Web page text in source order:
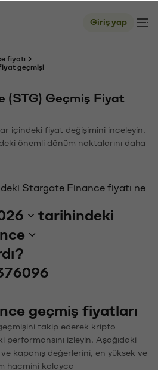
Giriş yap
fiyatı
geçmişi
(STG) Geçmiş Fiyat
içindeki fiyat değişimini inceleyin.
önemli dönüm noktalarını daha
Stargate Finance fiyatı ne
tarihindeki
geçmiş fiyatları
takip ederek kripto
performansını izleyin. Aşağıdaki
kapanış değerlerini, en yüksek ve
hacmini kolayca